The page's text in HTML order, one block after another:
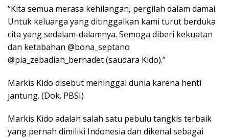
“Kita semua merasa kehilangan, pergilah dalam damai.
Untuk keluarga yang ditinggalkan kami turut berduka
cita yang sedalam-dalamnya. Semoga diberi kekuatan
dan ketabahan @bona_septano
@pia_zebadiah_bernadet (saudara Kido).”
Markis Kido disebut meninggal dunia karena henti
jantung. (Dok. PBSI)
Markis Kido adalah salah satu pebulu tangkis terbaik
yang pernah dimiliki Indonesia dan dikenal sebagai